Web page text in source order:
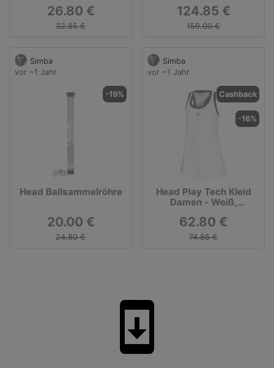
26.80 €
32.85 €
(besaitet)
124.85 €
159.00 €
Simba
vor ~1 Jahr
-19%
Head Ballsammelröhre
20.00 €
24.80 €
Simba
vor ~1 Jahr
Cashback
-16%
Head Play Tech Kleid
Damen - Weiß,
62.80 €
74.85 €
system_update